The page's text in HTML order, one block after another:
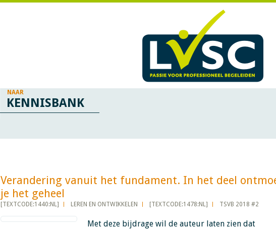
NAAR
KENNISBANK
Verandering vanuit het fundament. In het deel
je het geheel​​​​​​
[TEXTCODE:1440:NL] LEREN EN ONTWIKKELEN [TEXTCODE:1478:NL] TSVB 2018 #2
Met deze bijdrage wil de auteur laten zien dat